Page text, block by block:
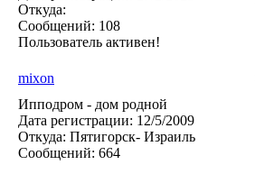
Откуда:
Сообщений: 108
Пользователь активен!
mixon
Ипподром - дом родной
Дата регистрации: 12/5/2009
Откуда: Пятигорск- Израиль
Сообщений: 664